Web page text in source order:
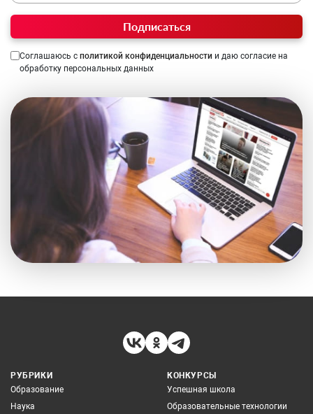
Подписаться
Соглашаюсь с политикой конфиденциальности и даю согласие на
обработку персональных данных
РУБРИКИ
Образование
Наука
КОНКУРСЫ
Успешная школа
Образовательные технологии